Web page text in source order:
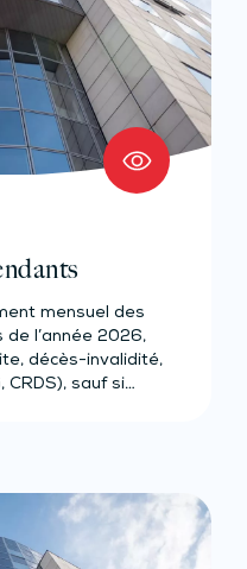
mensuel des
l’année 2026,
décès-invalidité,
CRDS), sauf si…